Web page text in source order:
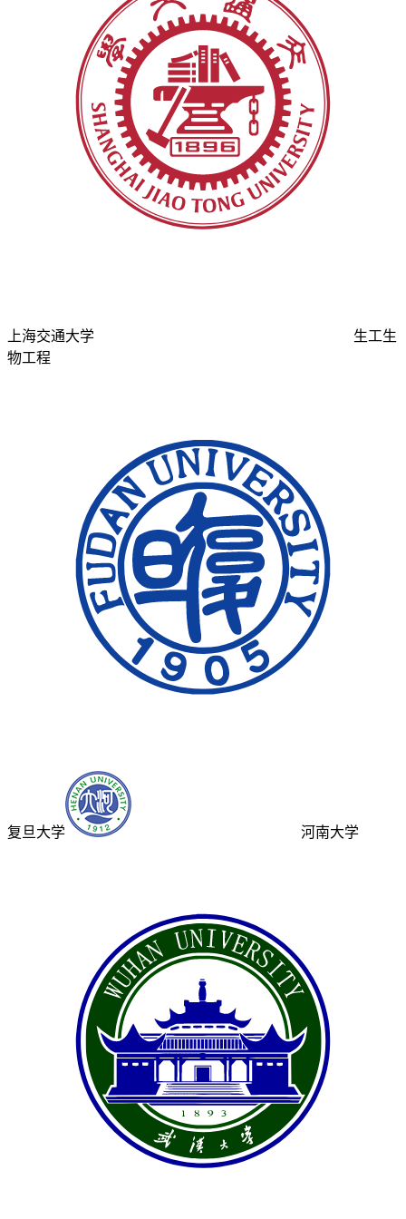
上海交通大学
生工生
物工程
复旦大学 河南大学